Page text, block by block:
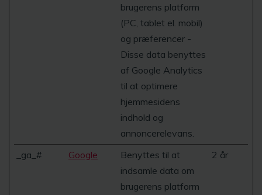
brugerens platform
(PC, tablet el. mobil)
og præferencer -
Disse data benyttes
af Google Analytics
til at optimere
hjemmesidens
indhold og
annoncerelevans.
_ga_# Google
Benyttes til at
indsamle data om
brugerens platform
2 år